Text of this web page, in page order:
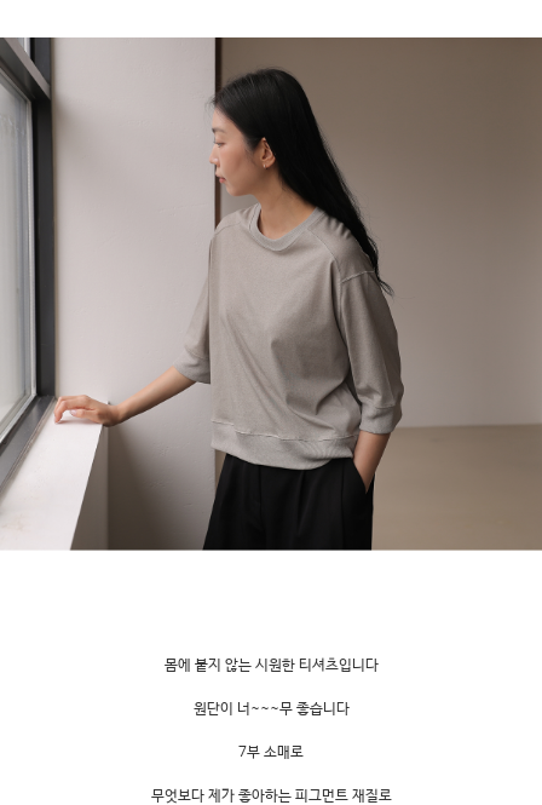
몸에 붙지 않는 시원한 티셔츠입니다
원단이 너~~~무 좋습니다
7부 소매로
무엇보다 제가 좋아하는 피그먼트 재질로